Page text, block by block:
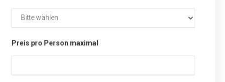
Preis pro Person maximal